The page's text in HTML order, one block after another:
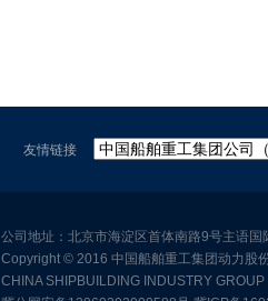
友情链接
公司地址：北京市海淀区首体南路9号主语
Copyright © 2016 中国船舶重工集团动力股
CHINA SHIPBUILDING INDUSTRY